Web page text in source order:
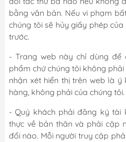
bằng văn bản. Nếu vi phạm
chúng tôi sẽ hủy giấy phép
trước.
- Trang web này chỉ dùng để
phẩm chứ chúng tôi không
nhận xét hiển thị trên web là ý
hàng, không phải của chúng tôi.
- Quý khách phải đăng ký tài
thực về bản thân và phải cập
đổi nào. Mỗi người truy cập